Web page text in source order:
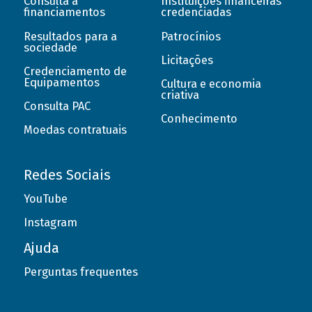
financiamentos
Resultados para a
sociedade
Credenciamento de
Equipamentos
Consulta PAC
Moedas contratuais
credenciadas
Patrocínios
Licitações
Cultura e economia
criativa
Conhecimento
Redes Sociais
YouTube
Instagram
Ajuda
Perguntas frequentes